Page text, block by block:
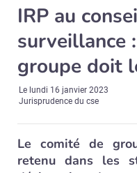
IRP au
surveillance
groupe doit
Le lundi 16 janvier 2023
Jurisprudence du cse
Le comité de
retenu dans les